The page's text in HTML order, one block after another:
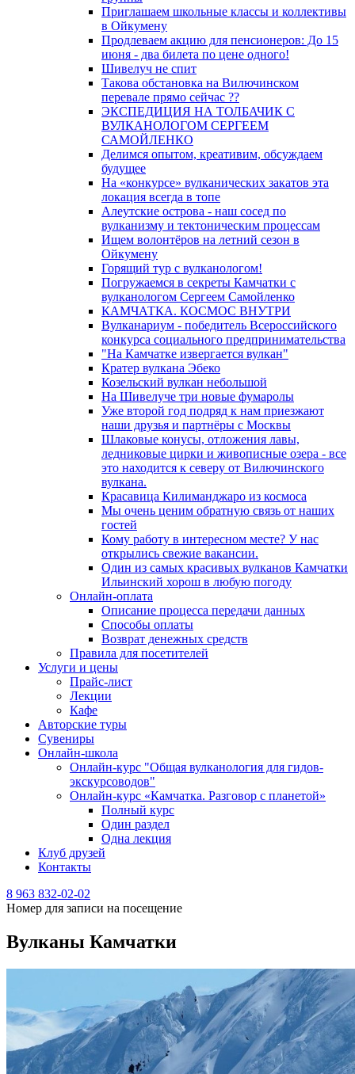
Приглашаем школьные классы и коллективы
в Ойкумену
Продлеваем акцию для пенсионеров: До 15
июня - два билета по цене одного!
Шивелуч не спит
Такова обстановка на Вилючинском
перевале прямо сейчас ??
ЭКСПЕДИЦИЯ НА ТОЛБАЧИК С
ВУЛКАНОЛОГОМ СЕРГЕЕМ
САМОЙЛЕНКО
Делимся опытом, креативим, обсуждаем
будущее
На «конкурсе» вулканических закатов эта
локация всегда в топе
Алеутские острова - наш сосед по
вулканизму и тектоническим процессам
Ищем волонтёров на летний сезон в
Ойкумену
Горящий тур с вулканологом!
Погружаемся в секреты Камчатки с
вулканологом Сергеем Самойленко
КАМЧАТКА. КОСМОС ВНУТРИ
Вулканариум - победитель Всероссийского
конкурса социального предпринимательства
"На Камчатке извергается вулкан"
Кратер вулкана Эбеко
Козельский вулкан небольшой
На Шивелуче три новые фумаролы
Уже второй год подряд к нам приезжают
наши друзья и партнёры с Москвы
Шлаковые конусы, отложения лавы,
ледниковые цирки и живописные озера - все
это находится к северу от Вилючинского
вулкана.
Красавица Килиманджаро из космоса
Мы очень ценим обратную связь от наших
гостей
Кому работу в интересном месте? У нас
открылись свежие вакансии.
Один из самых красивых вулканов Камчатки
Ильинский хорош в любую погоду
Онлайн-оплата
Описание процесса передачи данных
Способы оплаты
Возврат денежных средств
Правила для посетителей
Услуги и цены
Прайс-лист
Лекции
Кафе
Авторские туры
Сувениры
Онлайн-школа
Онлайн-курс "Общая вулканология для гидов-
экскурсоводов"
Онлайн-курс «Камчатка. Разговор с планетой»
Полный курс
Один раздел
Одна лекция
Клуб друзей
Контакты
8 963 832-02-02
Номер для записи на посещение
Вулканы Камчатки